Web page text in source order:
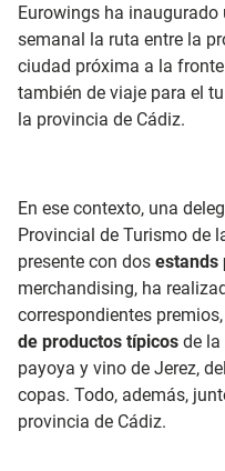
Eurowings ha
semanal la ruta entre la
ciudad próxima a la
también de viaje para el
la provincia de Cádiz.
En ese contexto, una
Provincial de Turismo de
presente con dos estands
merchandising, ha
correspondientes
de productos típicos de la
payoya y vino de Jerez,
copas. Todo, además,
provincia de Cádiz.